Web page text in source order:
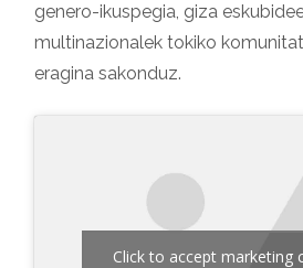
genero-ikuspegia, giza
multinazionalek tokiko
eragina sakonduz.
Click to accept marketing